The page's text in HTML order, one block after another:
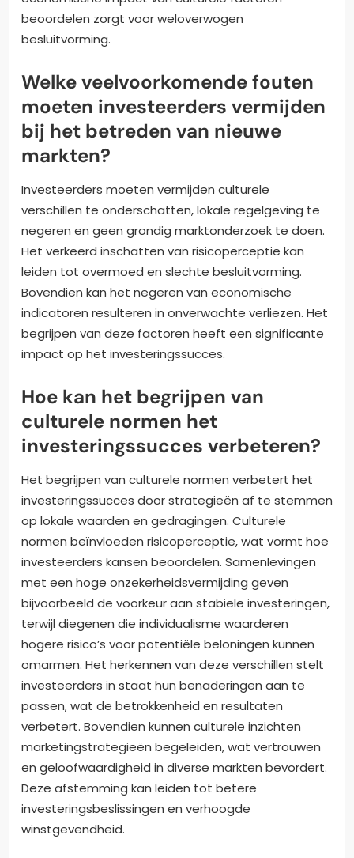
beoordelen zorgt voor weloverwogen
besluitvorming.
Welke veelvoorkomende fouten
moeten investeerders vermijden
bij het betreden van nieuwe
markten?
Investeerders moeten vermijden culturele
verschillen te onderschatten, lokale regelgeving te
negeren en geen grondig marktonderzoek te doen.
Het verkeerd inschatten van risicoperceptie kan
leiden tot overmoed en slechte besluitvorming.
Bovendien kan het negeren van economische
indicatoren resulteren in onverwachte verliezen. Het
begrijpen van deze factoren heeft een significante
impact op het investeringssucces.
Hoe kan het begrijpen van
culturele normen het
investeringssucces verbeteren?
Het begrijpen van culturele normen verbetert het
investeringssucces door strategieën af te stemmen
op lokale waarden en gedragingen. Culturele
normen beïnvloeden risicoperceptie, wat vormt hoe
investeerders kansen beoordelen. Samenlevingen
met een hoge onzekerheidsvermijding geven
bijvoorbeeld de voorkeur aan stabiele investeringen,
terwijl diegenen die individualisme waarderen
hogere risico’s voor potentiële beloningen kunnen
omarmen. Het herkennen van deze verschillen stelt
investeerders in staat hun benaderingen aan te
passen, wat de betrokkenheid en resultaten
verbetert. Bovendien kunnen culturele inzichten
marketingstrategieën begeleiden, wat vertrouwen
en geloofwaardigheid in diverse markten bevordert.
Deze afstemming kan leiden tot betere
investeringsbeslissingen en verhoogde
winstgevendheid.